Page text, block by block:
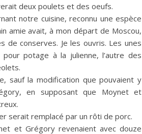
deux poulets et des oeufs.
notre cuisine, reconnu une espèce
amie avait, à mon départ de Moscou,
de conserves. Je les ouvris. Les unes
potage à la julienne, l’autre des
sauf la modification que pouvaient y
en supposant que Moynet et
serait remplacé par un rôti de porc.
et Grégory revenaient avec douze